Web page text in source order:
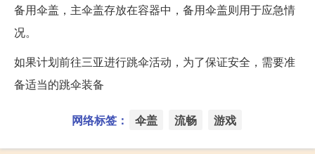
备用伞盖，主伞盖存放在容器中，备用伞盖则用于应急情
况。
如果计划前往三亚进行跳伞活动，为了保证安全，需要准
备适当的跳伞装备
网络标签： 伞盖 流畅 游戏